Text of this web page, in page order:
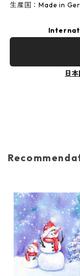
生産国：Made in
日